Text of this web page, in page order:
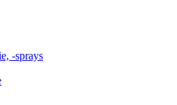
-sprays